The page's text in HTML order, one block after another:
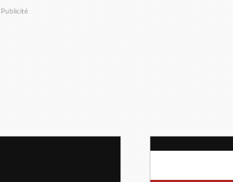
Publicité